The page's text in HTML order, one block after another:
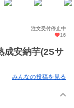
注文受付停止中
16
成安納芋(2Sサ
みんなの投稿を見る